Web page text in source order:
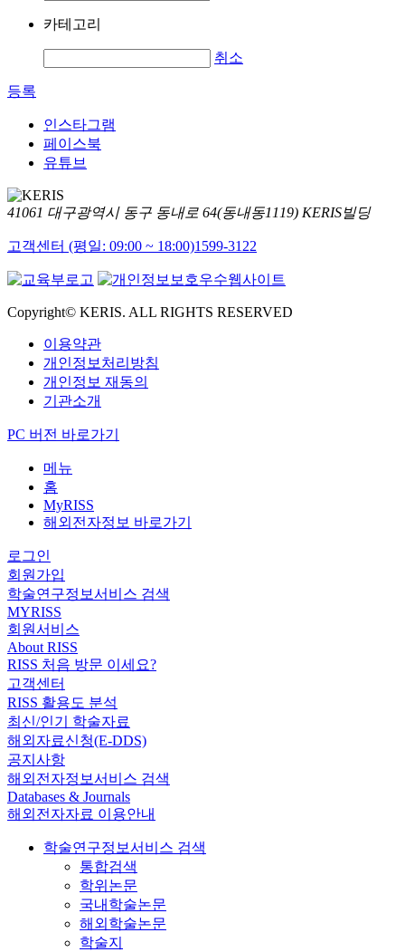
카테고리
취소
등록
인스타그램
페이스북
유튜브
41061 대구광역시 동구 동내로 64(동내동1119) KERIS빌딩
고객센터 (평일: 09:00 ~ 18:00)1599-3122
Copyright© KERIS. ALL RIGHTS RESERVED
이용약관
개인정보처리방침
개인정보 재동의
기관소개
PC 버전 바로가기
메뉴
홈
MyRISS
해외전자정보 바로가기
로그인
회원가입
학술연구정보서비스 검색
MYRISS
회원서비스
About RISS
RISS 처음 방문 이세요?
고객센터
RISS 활용도 분석
최신/인기 학술자료
해외자료신청(E-DDS)
공지사항
해외전자정보서비스 검색
Databases & Journals
해외전자자료 이용안내
학술연구정보서비스 검색
통합검색
학위논문
국내학술논문
해외학술논문
학술지